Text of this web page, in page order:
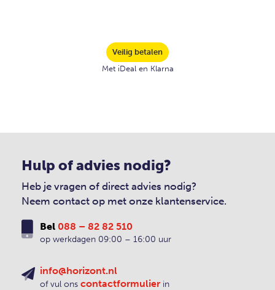
Veilig betalen
Met iDeal en Klarna
Hulp of advies nodig?
Heb je vragen of direct advies nodig?
Neem contact op met onze klantenservice.
Bel 088 – 82 82 510
op werkdagen 09:00 – 16:00 uur
info@horizont.nl
of vul ons contactformulier in